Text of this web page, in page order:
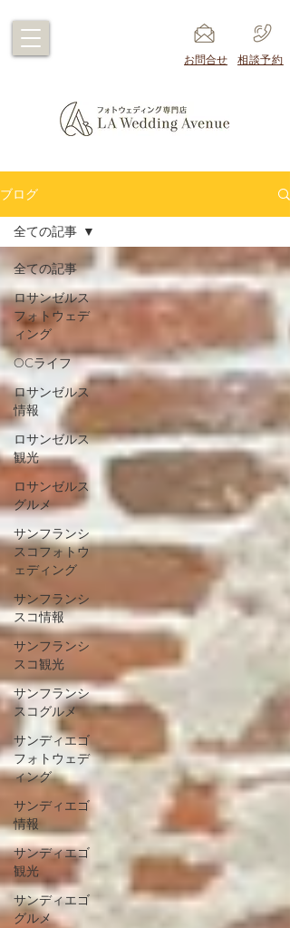
​お問合せ ​相談予約
ブログ
全ての記事
ロサンゼルス
フォトウェデ
ィング
OCライフ
ロサンゼルス
情報
ロサンゼルス
観光
ロサンゼルス
グルメ
サンフランシ
スコフォトウ
ェディング
サンフランシ
スコ情報
サンフランシ
スコ観光
サンフランシ
スコグルメ
サンディエゴ
フォトウェデ
ィング
サンディエゴ
情報
サンディエゴ
観光
サンディエゴ
グルメ
全ての記事